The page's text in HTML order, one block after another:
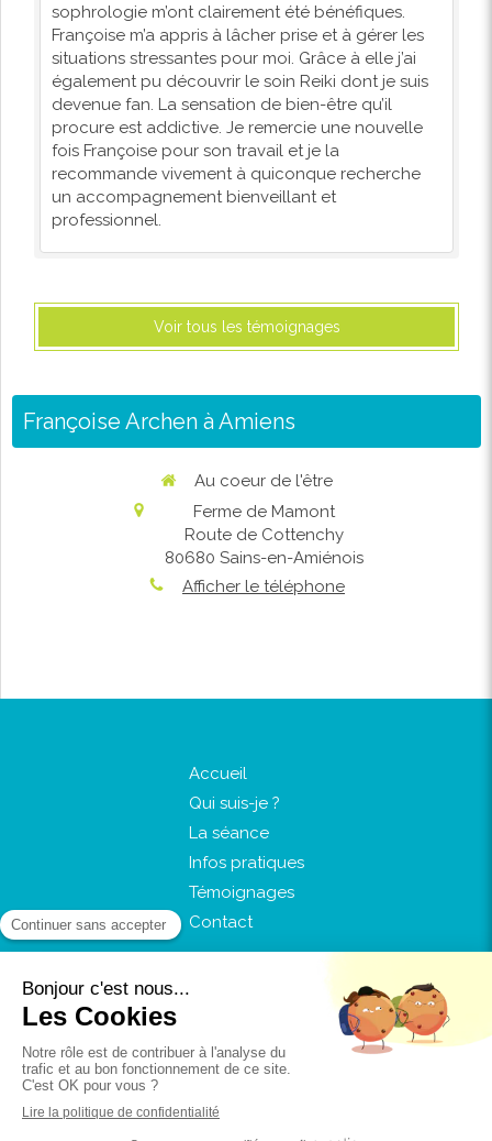
sophrologie m’ont clairement été bénéfiques.
Françoise m’a appris à lâcher prise et à gérer les
situations stressantes pour moi. Grâce à elle j’ai
également pu découvrir le soin Reiki dont je suis
devenue fan. La sensation de bien-être qu’il
procure est addictive. Je remercie une nouvelle
fois Françoise pour son travail et je la
recommande vivement à quiconque recherche
un accompagnement bienveillant et
professionnel.
Voir tous les témoignages
Françoise Archen à Amiens
Au coeur de l'être
Ferme de Mamont
Route de Cottenchy
80680 Sains-en-Amiénois
Afficher le téléphone
Accueil
Qui suis-je ?
La séance
Infos pratiques
Témoignages
Contact
Energéticienne Sud d'Amiens
Mentions légales